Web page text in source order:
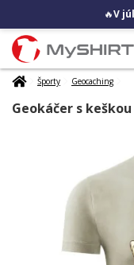
🔥V
Športy Geocaching
Geokáčer s keškou